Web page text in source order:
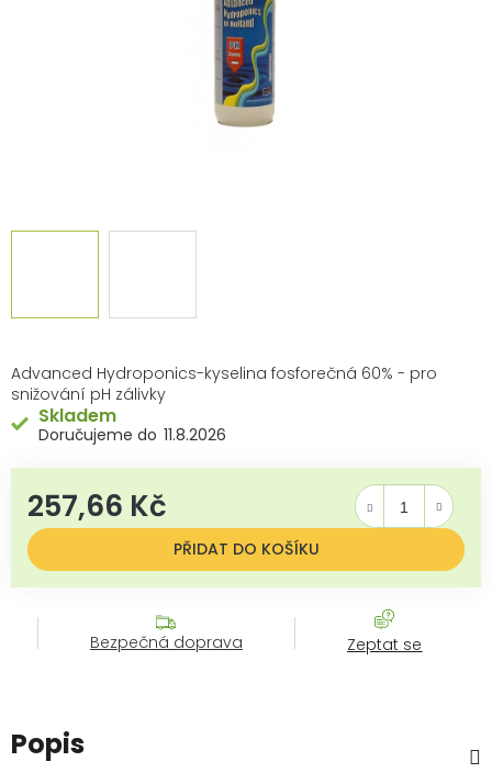
Advanced Hydroponics-kyselina fosforečná 60% - pro
snižování pH zálivky
Skladem
11.8.2026
257,66 Kč
PŘIDAT DO KOŠÍKU
Bezpečná doprava Zeptat se
Popis